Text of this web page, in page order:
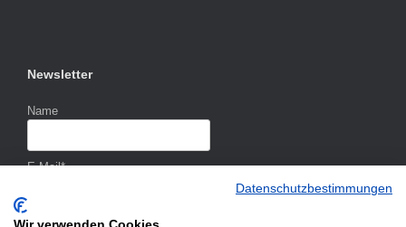
Newsletter
Name
E-Mail*
Datenschutzbestimmungen